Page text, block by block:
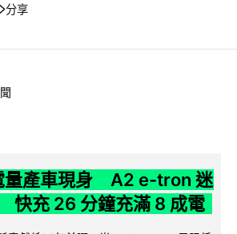
分享
量產車現身 A2 e-tron 迷
快充 26 分鐘充滿 8 成電